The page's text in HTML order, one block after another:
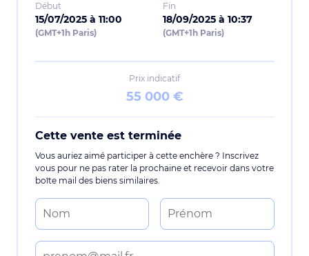
Début
15/07/2025 à 11:00
(GMT+1h Paris)
Fin
18/09/2025 à 10:37
(GMT+1h Paris)
Prix indicatif
55 000 €
Cette vente est terminée
Vous auriez aimé participer à cette enchère ? Inscrivez
vous pour ne pas rater la prochaine et recevoir dans votre
boîte mail des biens similaires.